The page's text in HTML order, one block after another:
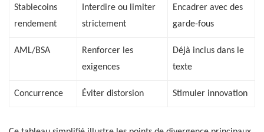
Stablecoins
rendement
Interdire ou limiter
strictement
Encadrer avec des
garde-fous
AML/BSA
Renforcer les
exigences
Déjà inclus dans le
texte
Concurrence Éviter distorsion Stimuler innovation